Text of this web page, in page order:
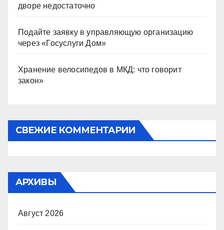
дворе недостаточно
Подайте заявку в управляющую организацию
через «Госуслуги Дом»
Хранение велосипедов в МКД: что говорит
закон»
СВЕЖИЕ КОММЕНТАРИИ
АРХИВЫ
Август 2026